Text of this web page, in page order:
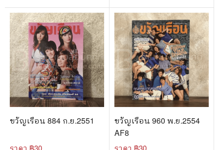
ขวัญเรือน 884 ก.ย.2551
ราคา ฿30
ขวัญเรือน 960 พ.ย.2554
AF8
ราคา ฿30